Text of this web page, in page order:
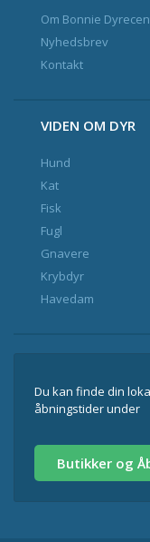
Kontakt
Om Bonnie
Nyhedsbrev
Kontakt
VIDEN OM DYR
Hund
Kat
Fisk
Fugl
Gnavere
Krybdyr
Havedam
Du kan finde din
åbningstider under
Butikker og